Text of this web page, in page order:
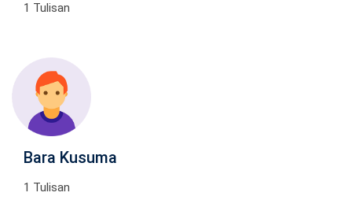
1 Tulisan
Bara Kusuma
1 Tulisan